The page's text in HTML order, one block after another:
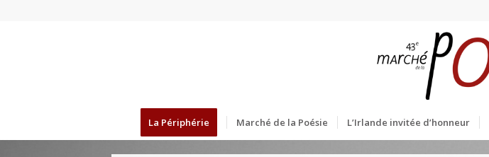
La Périphérie Marché de la Poésie L’Irlande invitée d’honneur